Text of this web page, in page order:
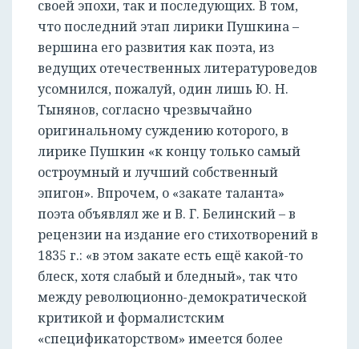
своей эпохи, так и последующих. В том,
что последний этап лирики Пушкина –
вершина его развития как поэта, из
ведущих отечественных литературоведов
усомнился, пожалуй, один лишь Ю. Н.
Тынянов, согласно чрезвычайно
оригинальному суждению которого, в
лирике Пушкин «к концу только самый
остроумный и лучший собственный
эпигон». Впрочем, о «закате таланта»
поэта объявлял же и В. Г. Белинский – в
рецензии на издание его стихотворений в
1835 г.: «в этом закате есть ещё какой-то
блеск, хотя слабый и бледный», так что
между революционно-демократической
критикой и формалистским
«спецификаторством» имеется более
РЕГИСТРАЦИЯ